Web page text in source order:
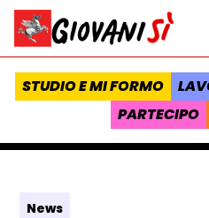
Vai al contenuto
Homepage Giovanisì -
STUDIO E MI FORMO
PARTECIPO
News